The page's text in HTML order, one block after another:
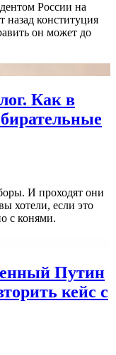
России на
назад конституция
он может до
Как в
И проходят они
хотели, если это
с конями.
Путин
кейс с